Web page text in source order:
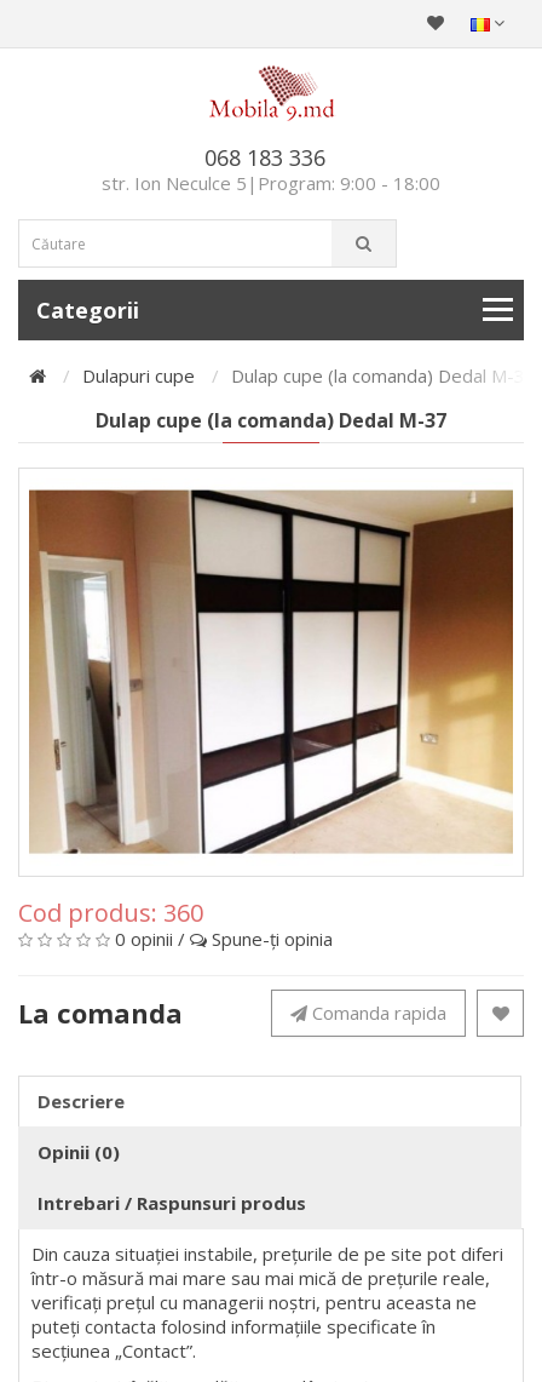
068 183 336
str. Ion Neculce 5|Program: 9:00 - 18:00
Categorii
Dulapuri cupe Dulap cupe (la comanda) Dedal M-37
Dulap cupe (la comanda) Dedal M-37
Cod produs: 360
0 opinii / Spune-ţi opinia
La comanda Comanda rapida
Descriere
Opinii (0)
Intrebari / Raspunsuri produs
Din cauza situației instabile, prețurile de pe site pot diferi
într-o măsură mai mare sau mai mică de prețurile reale,
verificați prețul cu managerii noștri, pentru aceasta ne
puteți contacta folosind informațiile specificate în
secțiunea „Contact”.